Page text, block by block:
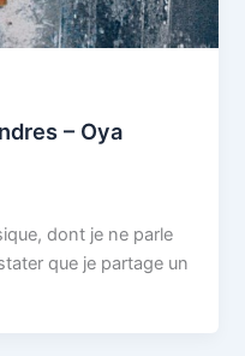
– Oya
dont je ne parle
que je partage un